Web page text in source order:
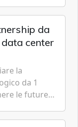
da
center
la
da 1
le future